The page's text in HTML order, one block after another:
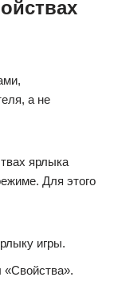
а не
ярлыка
Для этого
игры.